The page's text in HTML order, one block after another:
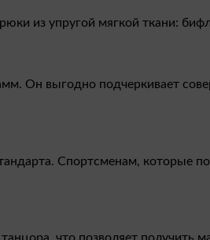
из упругой мягкой ткани:
Он выгодно подчеркивает
Спортсменам, которые